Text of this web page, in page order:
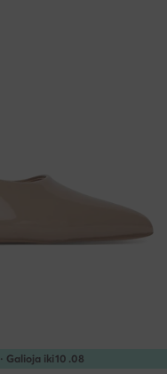
· Galioja iki10 .08